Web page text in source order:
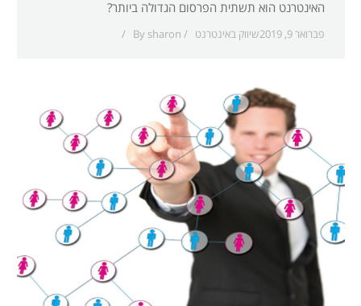
האינטרנט הוא תשתית הפרסום הגדולה ביותר?
פברואר 9, 2019 שיווק באינטרנט By sharon